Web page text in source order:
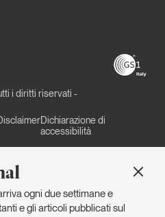
ogni due settimane e
e gli articoli pubblicati sul
i diritti riservati -
Dichiarazione di
accessibilità